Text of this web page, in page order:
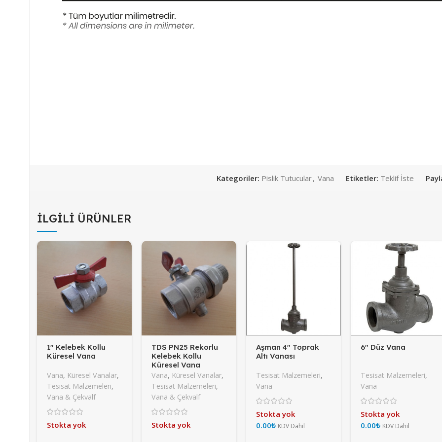
Kategoriler: Pislik Tutucular, Vana Etiketler: Teklif İste
İLGILI ÜRÜNLER
1″ Kelebek Kollu
Küresel Vana
Vana, Küresel Vanalar,
Tesisat Malzemeleri,
Vana & Çekvalf
Stokta yok
TDS PN25 Rekorlu
Kelebek Kollu
Küresel Vana
Vana, Küresel Vanalar,
Tesisat Malzemeleri,
Vana & Çekvalf
Stokta yok
Aşman 4″ Toprak
Altı Vanası
Tesisat Malzemeleri,
Vana
Stokta yok
₺
6″ Düz Vana
Tesisat Malzemeleri,
Vana
Stokta yok
₺